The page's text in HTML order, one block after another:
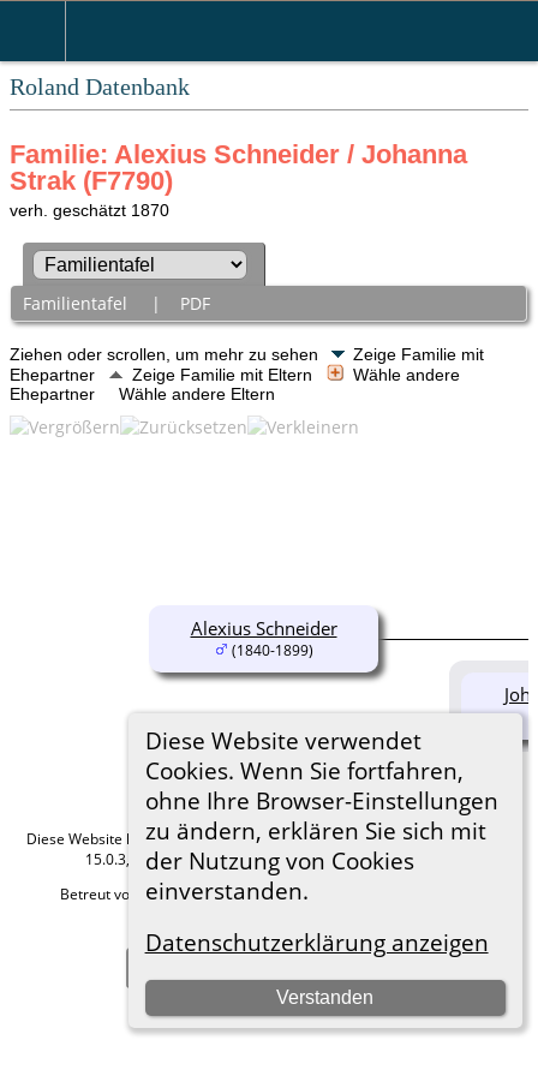
Roland Datenbank
Diese Website verwendet
Cookies. Wenn Sie fortfahren,
ohne Ihre Browser-Einstellungen
zu ändern, erklären Sie sich mit
der Nutzung von Cookies
einverstanden.
Datenschutzerklärung anzeigen
Verstanden
Familie: Alexius Schneider / Johanna
Strak (F7790)
verh. geschätzt 1870
Familientafel | PDF
Ziehen oder scrollen, um mehr zu sehen
Zeige Familie mit
Ehepartner
Zeige Familie mit Eltern
Wähle andere
Ehepartner
Wähle andere Eltern
Alexius Schneider
(1840-1899)
Diese Website läuft mitThe Next Generation of Genealogy Sitebuilding
15.0.3, programmiert von Darrin Lythgoe © 2001-2026.
Betreut von
Roland zu Dortmund e.V.. |
Hier geht es zum Impressum